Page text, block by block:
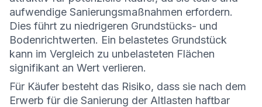
aufwendige Sanierungsmaßnahmen erfordern.
Dies führt zu niedrigeren Grundstücks- und
Bodenrichtwerten. Ein belastetes Grundstück
kann im Vergleich zu unbelasteten Flächen
signifikant an Wert verlieren.
Für Käufer besteht das Risiko, dass sie nach dem
Erwerb für die Sanierung der Altlasten haftbar